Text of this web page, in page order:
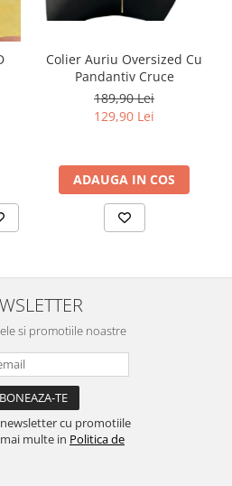
Colier Auriu Oversized Cu
Pandantiv Cruce
189,90 Lei
129,90 Lei
ADAUGA IN COS
si promotiile noastre
cu promotiile
multe in Politica de